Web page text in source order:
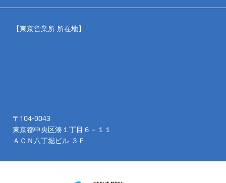
【東京営業所 所在地】
〒104-0043
東京都中央区湊１丁目６－１１
ＡＣＮ八丁堀ビル ３Ｆ